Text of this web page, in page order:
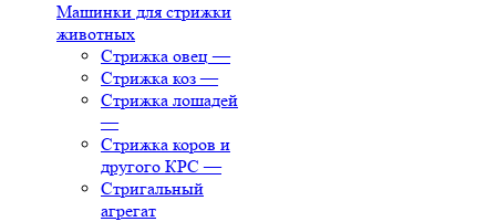
Машинки для стрижки
животных
Стрижка овец —
Стрижка коз —
Стрижка лошадей
—
Стрижка коров и
другого КРС —
Стригальный
агрегат